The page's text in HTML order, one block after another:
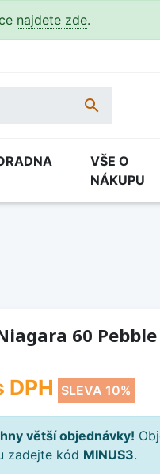
najdete zde.

VŠE O
NÁKUPU
60
DPH SLEVA 10%
větší objednávky!
zadejte kód MINUS3.